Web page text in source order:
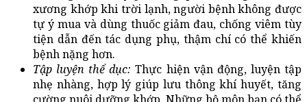
xương khớp khi trời lạnh, người bệnh không được
tự ý mua và dùng thuốc giảm đau, chống viêm tùy
tiện dẫn đến tác dụng phụ, thậm chí có thể khiến
bệnh nặng hơn.
Tập luyện thể dục: Thực hiện vận động, luyện tập
nhẹ nhàng, hợp lý giúp lưu thông khí huyết, tăng